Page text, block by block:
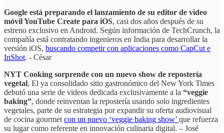
Google está preparando el lanzamiento de su editor de video
móvil YouTube Create para iOS, casi dos años después de su
estreno exclusivo en Android. Según información de TechCrunch, la
compañía está contratando ingenieros en India para desarrollar la
versión iOS, buscando competir con aplicaciones como CapCut e
InShot. - César
NYT Cooking sorprende con un nuevo show de repostería
vegetal, El ya consolidado sitio gastronómico del New York Times
debutó una serie de videos dedicada exclusivamente a la “veggie
baking”, donde reinventan la repostería usando solo ingredientes
vegetales, parte de su estrategia por expandir su oferta audiovisual
de cocina gourmet con un nuevo ‘veggie baking show’ que refuerza
su lugar como referente en innovación culinaria digital. – José